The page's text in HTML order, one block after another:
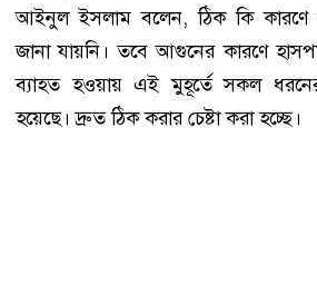
আইনুল ইসলাম বলেন, ঠিক কি
জানা যায়নি। তবে আগুনের কারণে
ব্যাহত হওয়ায় এই মুহূর্তে সকল
হয়েছে। দ্রুত ঠিক করার চেষ্টা করা হচ্ছে।